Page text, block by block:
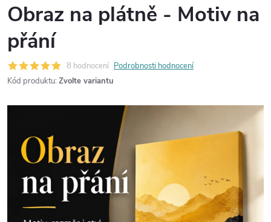
Obraz na plátně - Motiv na
přání
8 hodnocení Podrobnosti hodnocení
Kód produktu: Zvolte variantu